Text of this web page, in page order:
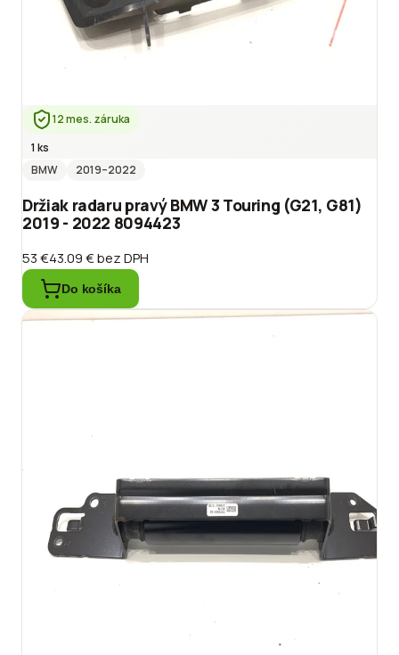
12 mes. záruka
1 ks
BMW
2019–2022
Držiak radaru pravý BMW 3 Touring (G21, G81)
2019 - 2022 8094423
53 €43.09 €bez DPH
Do košíka